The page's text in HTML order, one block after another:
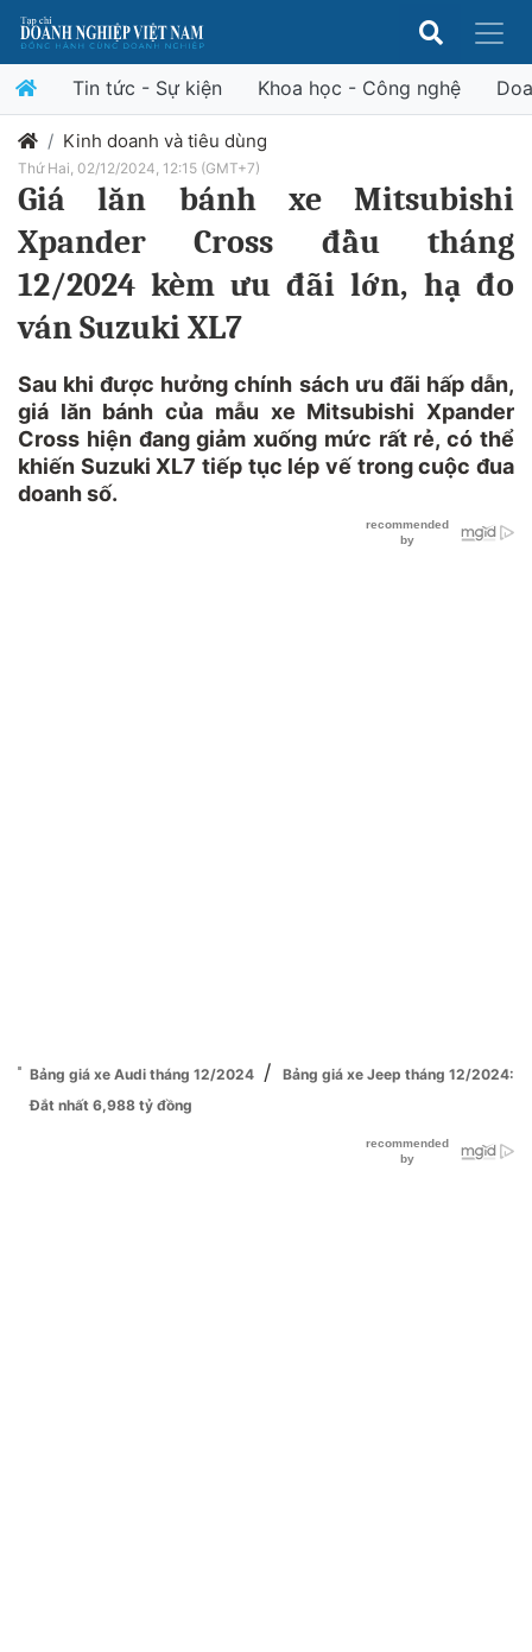
Tin tức - Sự kiện Khoa học - Công nghệ
Kinh doanh và tiêu dùng
Thứ Hai, 02/12/2024, 12:15 (GMT+7)
Giá lăn bánh xe Mitsubishi
Xpander Cross đầu tháng
12/2024 kèm ưu đãi lớn, hạ đo
ván Suzuki XL7
Sau khi được hưởng chính sách ưu đãi hấp dẫn,
giá lăn bánh của mẫu xe Mitsubishi Xpander
Cross hiện đang giảm xuống mức rất rẻ, có thể
khiến Suzuki XL7 tiếp tục lép vế trong cuộc đua
doanh số.
Bảng giá xe Audi tháng 12/2024 /
Bảng giá xe Jeep tháng 12/2024:
Đắt nhất 6,988 tỷ đồng